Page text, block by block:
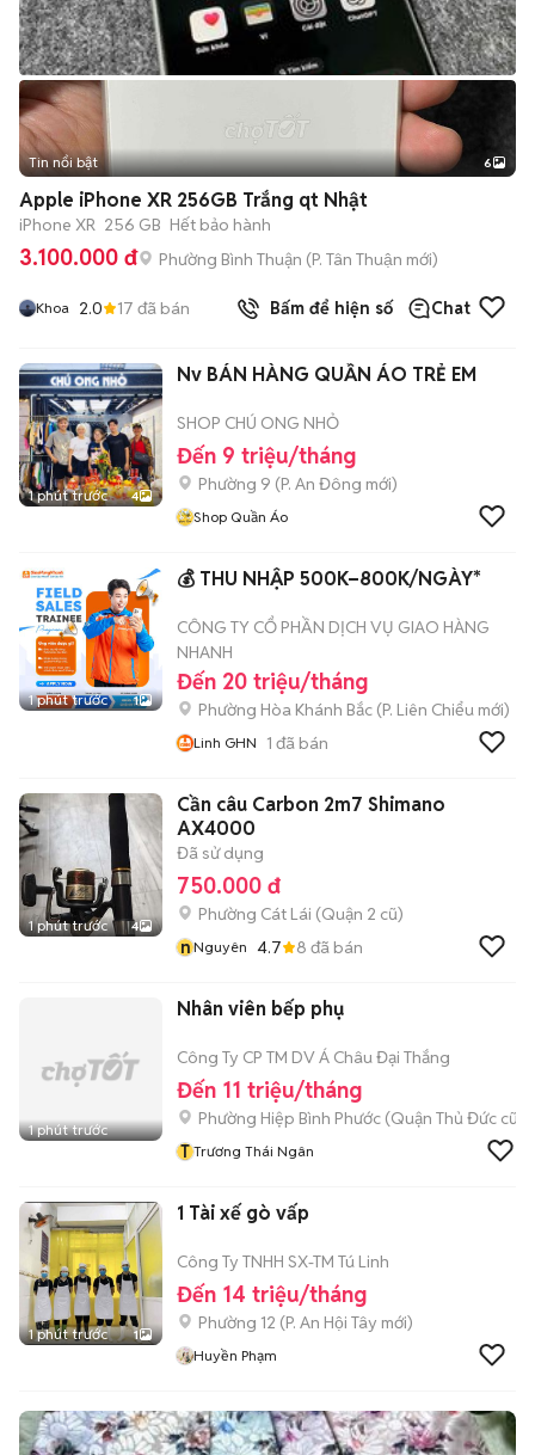
+2
Tin nổi bật 6
Apple iPhone XR 256GB Trắng qt Nhật
iPhone XR 256 GB Hết bảo hành
3.100.000 đ Phường Bình Thuận (P. Tân Thuận mới)
Khoa 2.0 17 đã bán Bấm để hiện số Chat
1 phút trước 4
Nv BÁN HÀNG QUẦN ÁO TRẺ EM
SHOP CHÚ ONG NHỎ
Đến 9 triệu/tháng
Phường 9 (P. An Đông mới)
Shop Quần Áo
1 phút trước 1
💰 THU NHẬP 500K–800K/NGÀY*
CÔNG TY CỔ PHẦN DỊCH VỤ GIAO HÀNG
NHANH
Đến 20 triệu/tháng
Phường Hòa Khánh Bắc (P. Liên Chiểu mới)
Linh GHN 1 đã bán
1 phút trước 4
Cần câu Carbon 2m7 Shimano
AX4000
Đã sử dụng
750.000 đ
Phường Cát Lái (Quận 2 cũ)
nNguyên 4.7 8 đã bán
1 phút trước
Nhân viên bếp phụ
Công Ty CP TM DV Á Châu Đại Thắng
Đến 11 triệu/tháng
Phường Hiệp Bình Phước (Quận Thủ Đức cũ)
T Trương Thái Ngân
1 phút trước 1
1 Tài xế gò vấp
Công Ty TNHH SX-TM Tú Linh
Đến 14 triệu/tháng
Phường 12 (P. An Hội Tây mới)
Huyền Phạm